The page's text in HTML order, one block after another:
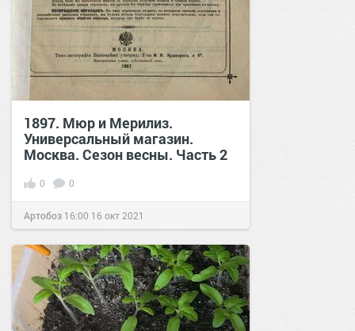
1897. Мюр и Мерилиз.
Универсальный магазин.
Москва. Сезон весны. Часть 2
0 0
Артобоз 16:00 16 окт 2021